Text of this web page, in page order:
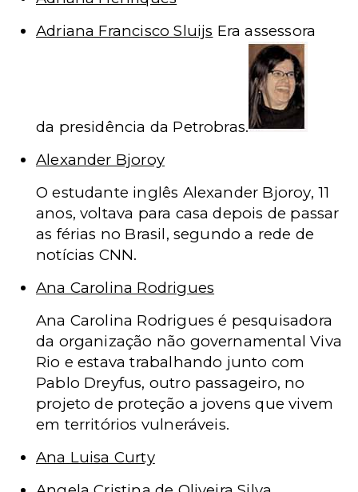
Adriana Francisco Sluijs Era assessora
da presidência da Petrobras.
Alexander Bjoroy
O estudante inglês Alexander Bjoroy, 11
anos, voltava para casa depois de passar
as férias no Brasil, segundo a rede de
notícias CNN.
Ana Carolina Rodrigues
Ana Carolina Rodrigues é pesquisadora
da organização não governamental Viva
Rio e estava trabalhando junto com
Pablo Dreyfus, outro passageiro, no
projeto de proteção a jovens que vivem
em territórios vulneráveis.
Ana Luisa Curty